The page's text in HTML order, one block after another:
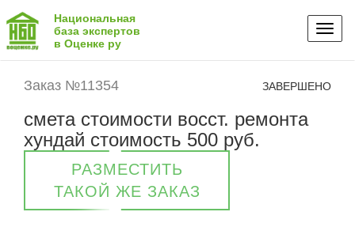
Национальная
база экспертов
в Оценке ру
Заказ №11354 ЗАВЕРШЕНО
смета стоимости восст. ремонта
хундай стоимость 500 руб.
РАЗМЕСТИТЬ
ТАКОЙ ЖЕ ЗАКАЗ